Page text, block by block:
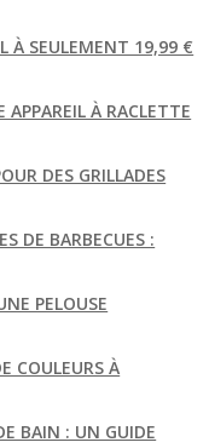
À SEULEMENT 19,99 €
À RACLETTE
DES GRILLADES
DE BARBECUES :
PELOUSE
COULEURS À
BAIN : UN GUIDE